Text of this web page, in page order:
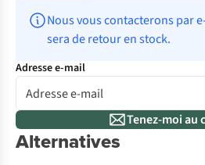
Nous vous contacterons par
sera de retour en stock.
Adresse e-mail
Tenez-moi au
Alternatives